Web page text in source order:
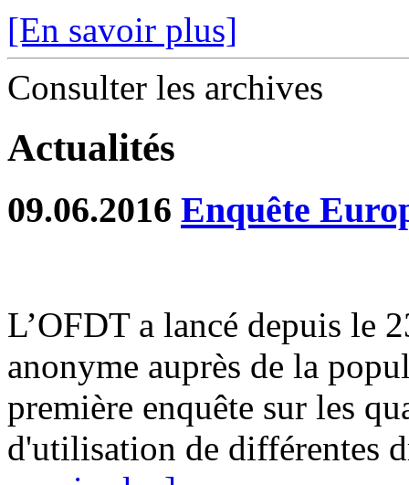
[En savoir plus]
Consulter les archives
Actualités
09.06.2016 Enquête
L’OFDT a lancé depuis le
anonyme auprès de la
première enquête sur les
d'utilisation de différentes